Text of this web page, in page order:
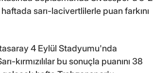
sarı-lacivertlilerle puan farkını
4 Eylül Stadyumu'nda
kırmızılılar bu sonuçla puanını 38